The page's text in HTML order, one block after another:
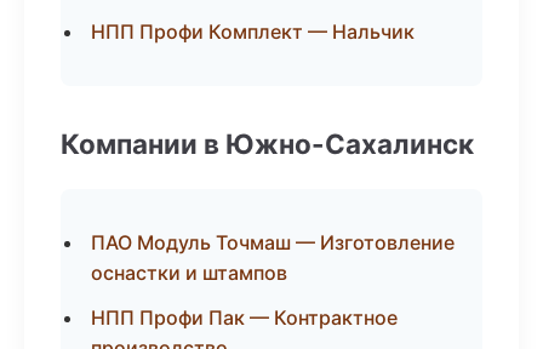
НПП Профи Комплект — Нальчик
Компании в Южно-Сахалинск
ПАО Модуль Точмаш — Изготовление
оснастки и штампов
НПП Профи Пак — Контрактное